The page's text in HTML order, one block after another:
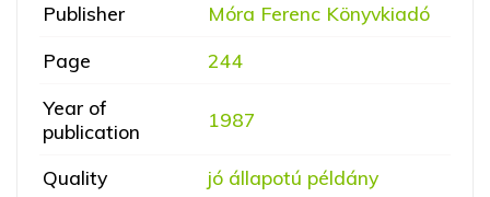
Publisher
Móra Ferenc Könyvkiadó
Page
244
Year of
publication
1987
Quality jó állapotú példány